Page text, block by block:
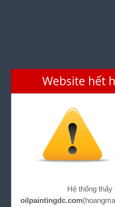
Website hết
Hệ thống
oilpaintingdc.com